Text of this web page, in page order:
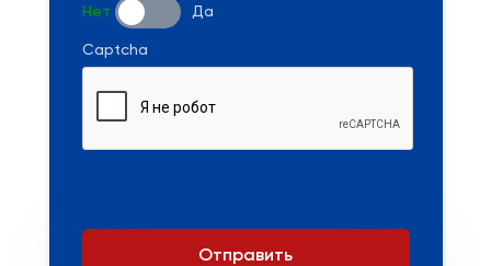
Нет Да
Captcha
Отправить